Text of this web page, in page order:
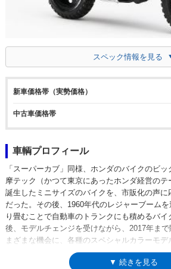
スペック情報を見る
新車価格帯（実勢価格）
中古車価格帯
車輌プロフィール
「スーパーカブ」同様、ホンダのバイクのビ
摩テック（かつて東京にあったホンダ経営の
誕生したミニサイズのバイクを、市販化の声
だった。その後、1960年代のレジャーブーム
り畳むことで自動車のトランクにも積めるバイ
後、モデルチェンジを受けながら、2017年ま
まざまな機会に、各種のスペシャルカラーモ
年の販売終了時も、「モンキー・50周年スペシ
ーバージョンが限定販売された。（2018年7月
▼ 続きを見る